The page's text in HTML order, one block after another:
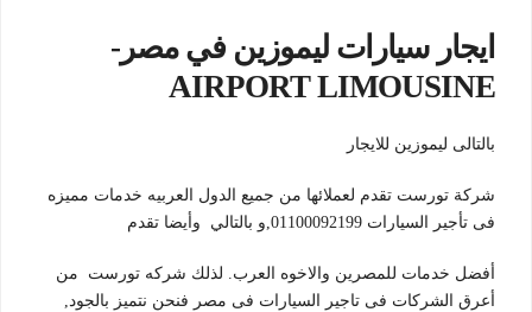
ايجار سيارات ليموزين في مصر-
AIRPORT LIMOUSINE
بالتالى ليموزين للايجار
شركة تورست تقدم لعملائها من جميع الدول العربيه خدمات مميزه
فى تأجير السيارات 01100092199,و بالتالي وأيضا تقدم
أفضل خدمات للمصرين والاخوه العرب. لذلك شركه تورست من
أعرق الشركات فى تاجير السيارات فى مصر فنحن نتميز بالجود,